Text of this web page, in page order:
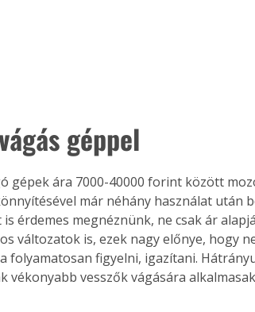
az
Old
Együtt jobban megéri!
Bővebb információ itt!
Együtt jobban megéri! A
könyvek tetszőleges
géppel
már néhány használat után
érdemes megnéznünk, ne csak ár
változatok is, ezek nagy előnye, hogy
folyamatosan figyelni, igazítani.
vékonyabb vesszők vágására